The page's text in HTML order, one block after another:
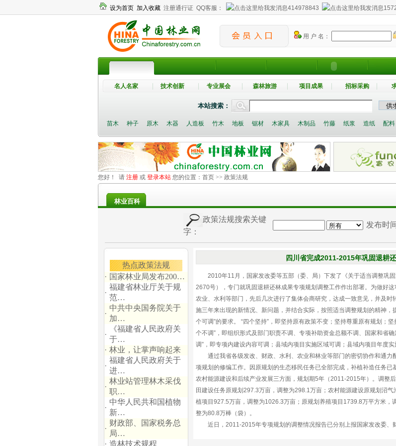
设为首页 加入收藏 注册通行证 QQ客服： 414978843
用 户 名：
名人名家 技术创新 专业展会 森林旅游 项目成果 招标采购
本站搜索：
苗木 种子 原木 木器 人造板 竹木 地板 锯材 木家具 木制品 竹藤 纸浆 造纸 配料
您好！ 请 注册 或 登录本站 您的位置： 首页 >> 政策法规
林业百科
政策法规搜索关键
字：
发布时间
热点政策法规
· 国家林业局发布200…
·
福建省林业厅关于规
范…
·
中共中央国务院关于
加…
·
《福建省人民政府关
于…
· 林业，让掌声响起来
·
福建省人民政府关于
进…
·
林业站管理林木采伐
职…
·
中华人民共和国植物
新…
·
财政部、国家税务总
局…
· 造林技术规程
四川省完成2011-2015年巩固退耕
2010年11月，国家发改委等五部（委、局）下发了《关于适当调整巩固
2670号），专门就巩固退耕还林成果专项规划调整工作作出部署。为做好
农业、水利等部门，先后几次进行了集体会商研究，达成一致意见，并及
施三年来出现的新情况、新问题，并结合实际，按照适当调整规划的精神，
个可调”的要求。 “四个坚持”，即坚持原有政策不变；坚持尊重原有规划；
个不调”，即组织形式及部门职责不调、专项补助资金总额不调、国家和省
调”，即专项内建设内容可调；县域内项目实施区域可调；县域内项目年度
通过我省各级发改、财政、水利、农业和林业等部门的密切协作和通力
项规划的修编工作。因原规划的生态移民任务已全部完成，补植补造任务已
农村能源建设和后续产业发展三方面，规划期5年（2011-2015年）。调整
田建设任务原规划297.3万亩，调整为298.1万亩；农村能源建设原规划沼
植项目927.5万亩，调整为1026.3万亩；原规划养殖项目1739.8万平方米
整为80.8万棒（袋）。
近日，2011-2015年专项规划的调整情况报告已分别上报国家发改委、